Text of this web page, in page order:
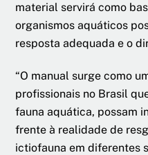
material servirá como
organismos aquáticos
resposta adequada e o
“O manual surge como
profissionais no Brasil
fauna aquática, possam
frente à realidade de
ictiofauna em diferentes